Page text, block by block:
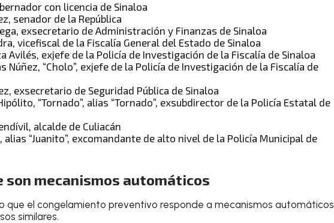
con licencia de Sinaloa
senador de la República
exsecretario de Administración y Finanzas de Sinaloa
vicefiscal de la Fiscalía General del Estado de Sinaloa
Avilés, exjefe de la Policía de Investigación de la Fiscalía de Sinaloa
Núñez, “Cholo”, exjefe de la Policía de Investigación de la Fiscalía de
exsecretario de Seguridad Pública de Sinaloa
“Tornado”, alias “Tornado”, exsubdirector de la Policía Estatal de
alcalde de Culiacán
alias “Juanito”, excomandante de alto nivel de la Policía Municipal de
son mecanismos automáticos
que el congelamiento preventivo responde a mecanismos automáticos
similares.